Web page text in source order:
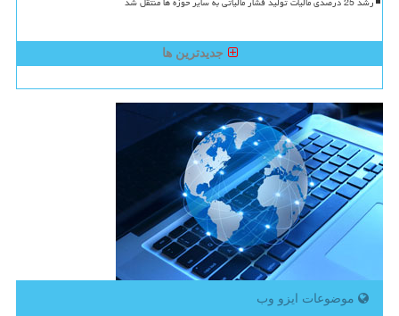
جدیدترین ها
موضوعات ایزو وب